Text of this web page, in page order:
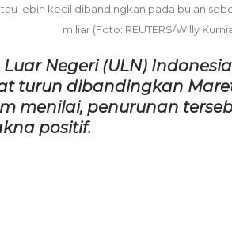
lebih kecil dibandingkan pada bulan
miliar (Foto: REUTERS/Willy
Negeri (ULN)
turun dibandingkan
menilai, penurunan
positif.